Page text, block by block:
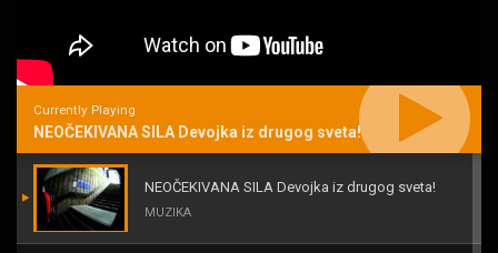
Currently Playing
NEOČEKIVANA SILA Devojka iz drugog sveta!
NEOČEKIVANA SILA Devojka iz drugog sveta!
MUZIKA